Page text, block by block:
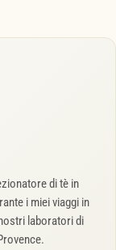
di tè in
i miei viaggi in
laboratori di